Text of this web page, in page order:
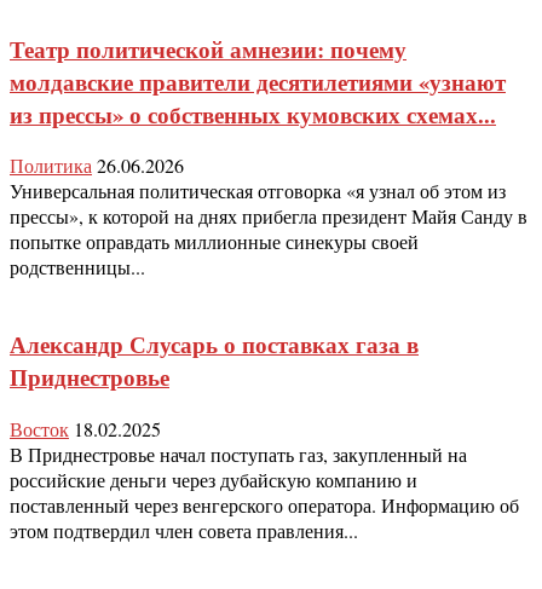
Театр политической амнезии: почему
молдавские правители десятилетиями «узнают
из прессы» о собственных кумовских схемах...
Политика26.06.2026
Универсальная политическая отговорка «я узнал об этом из
прессы», к которой на днях прибегла президент Майя Санду в
попытке оправдать миллионные синекуры своей
родственницы...
Александр Слусарь о поставках газа в
Приднестровье
Восток 18.02.2025
В Приднестровье начал поступать газ, закупленный на
российские деньги через дубайскую компанию и
поставленный через венгерского оператора. Информацию об
этом подтвердил член совета правления...